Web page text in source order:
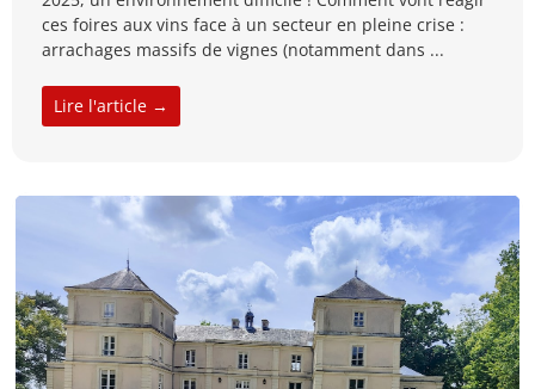
ces foires aux vins face à un secteur en pleine crise :
arrachages massifs de vignes (notamment dans ...
Lire l'article →